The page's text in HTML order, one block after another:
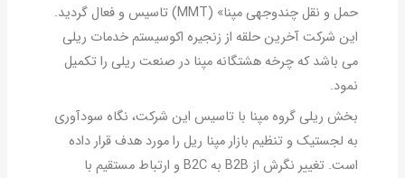
حمل و نقل چندوجهی مپنا» (MMT) تاسیس و فعال گردید.
این شرکت آخرین حلقه از زنجیره اکوسیستم خدمات ریلی
می باشد که چرخه هشتگانه مپنا در صنعت ریلی را تکمیل
نمود.
بخش ریلی گروه مپنا با تاسیس این شرکت، نگاه سودآوری
به لجستیک و تنظیم بازار مپنا ریل را مورد هدف قرار داده
است. تغییر نگرش از B2B به B2C و ارتباط مستقیم با